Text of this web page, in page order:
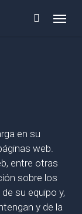
en su
web.
entre otras
sobre los
su equipo y,
y de la